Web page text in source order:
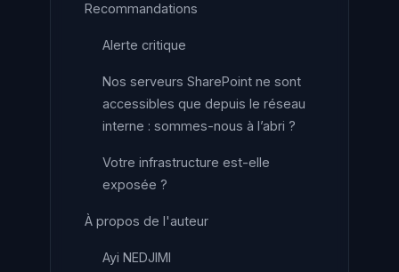
Recommandations
Alerte critique
Nos serveurs SharePoint ne sont
accessibles que depuis le réseau
interne : sommes-nous à l’abri ?
Votre infrastructure est-elle
exposée ?
À propos de l'auteur
Ayi NEDJIMI